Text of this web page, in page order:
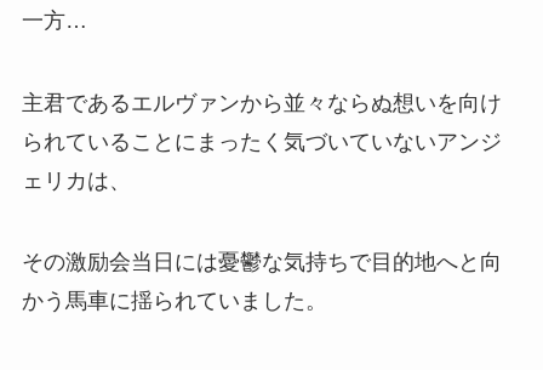
一方…
主君であるエルヴァンから並々ならぬ想いを向け
られていることにまったく気づいていないアンジ
ェリカは、
その激励会当日には憂鬱な気持ちで目的地へと向
かう馬車に揺られていました。